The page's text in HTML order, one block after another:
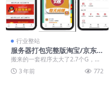
行业整站
服务器打包完整版淘宝/京东/
亚马逊等刷单平台源码
搬来的一套程序太大了2.7个G，就
不测试了，感兴趣的朋友自己测试
吧! 朋友服务器...
3 年前 772